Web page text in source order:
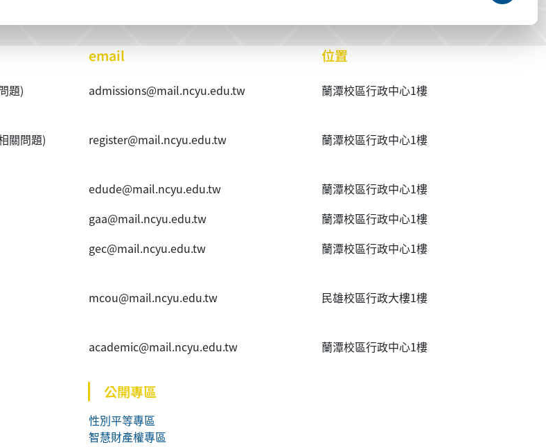
email
位置
題) admissions@mail.ncyu.edu.tw 蘭潭校區行政中心1樓
關問題) register@mail.ncyu.edu.tw 蘭潭校區行政中心1樓
edude@mail.ncyu.edu.tw 蘭潭校區行政中心1樓
gaa@mail.ncyu.edu.tw 蘭潭校區行政中心1樓
gec@mail.ncyu.edu.tw 蘭潭校區行政中心1樓
mcou@mail.ncyu.edu.tw 民雄校區行政大樓1樓
academic@mail.ncyu.edu.tw 蘭潭校區行政中心1樓
公開專區
性別平等專區
智慧財產權專區